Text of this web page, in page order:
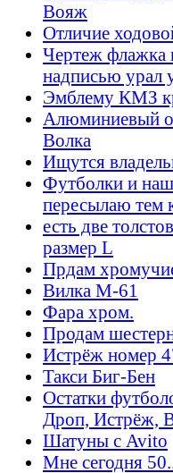
Вояж
Отличие
Чертеж флажка
надписью урал
Эмблему КМЗ
Алюминиевый
Волка
Ищутся
Футболки и
пересылаю тем
есть две
размер L
Прдам
Вилка М-61
Фара хром.
Продам
Истрёж номер
Такси Биг-Бен
Остатки
Дроп, Истрёж,
Шатуны с Avito
Мне сегодня